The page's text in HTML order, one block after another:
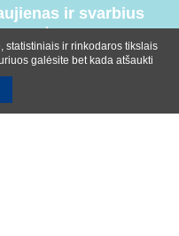
ir svarbius
statistiniais ir rinkodaros tikslais
galėsite bet kada atšaukti